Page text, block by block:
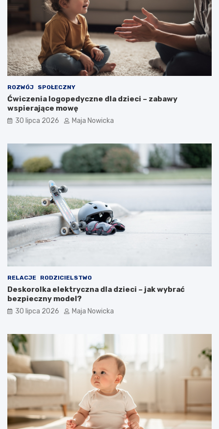
ROZWÓJ SPOŁECZNY
Ćwiczenia logopedyczne dla dzieci – zabawy
wspierające mowę
30 lipca 2026 Maja Nowicka
RELACJE RODZICIELSTWO
Deskorolka elektryczna dla dzieci – jak wybrać
bezpieczny model?
30 lipca 2026 Maja Nowicka